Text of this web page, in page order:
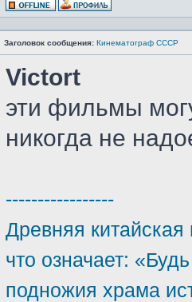
Заголовок сообщения: Кинематограф СССР
Victort
эти фильмы
никогда не
-----------------
Древняя
что означает:
подножия храма